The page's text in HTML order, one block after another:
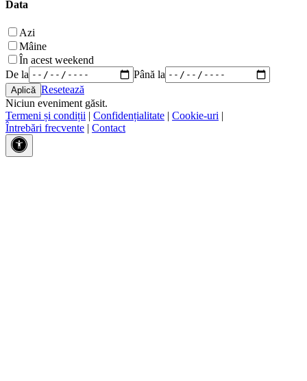
Data
Azi
Mâine
În acest weekend
De la
Până la
Resetează
Niciun eveniment găsit.
Termeni și condiții | Confidențialitate | Cookie-uri |
Întrebări frecvente | Contact